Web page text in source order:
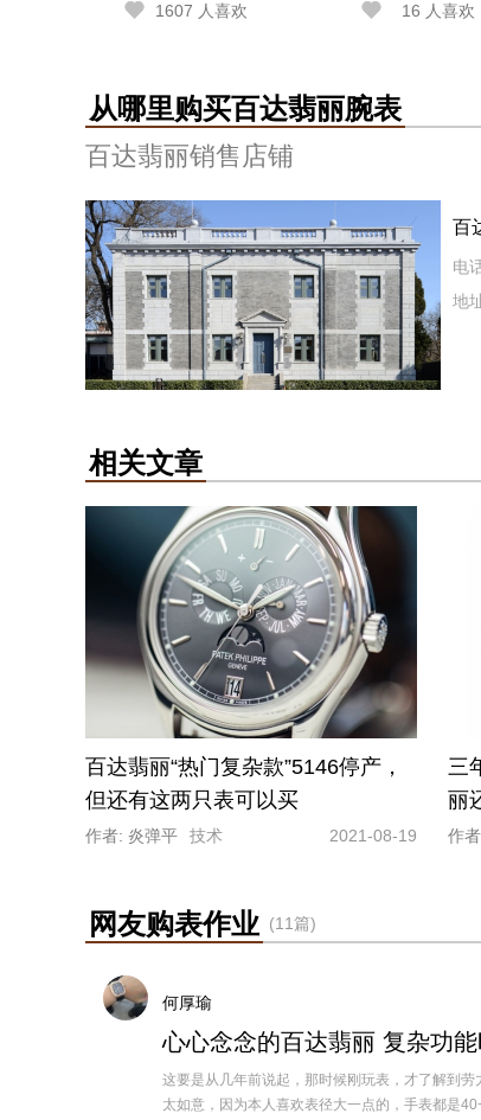
1607 人喜欢
16 人喜欢
从哪里购买百达翡丽腕表
百达翡丽销售店铺
百
电
地
相关文章
百达翡丽“热门复杂款”5146停产，
但还有这两只表可以买
作者: 炎弹平 技术 2021-08-19
三
丽
作
网友购表作业 (11篇)
何厚瑜
心心念念的百达翡丽 复杂功
这要是从几年前说起，那时候刚玩表，才了解到
太如意，因为本人喜欢表径大一点的，手表都是